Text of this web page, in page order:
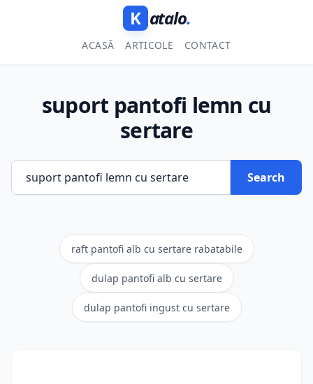
K atalo.
ACASĂ ARTICOLE CONTACT
suport pantofi lemn cu
sertare
Search
raft pantofi alb cu sertare rabatabile
dulap pantofi alb cu sertare
dulap pantofi ingust cu sertare